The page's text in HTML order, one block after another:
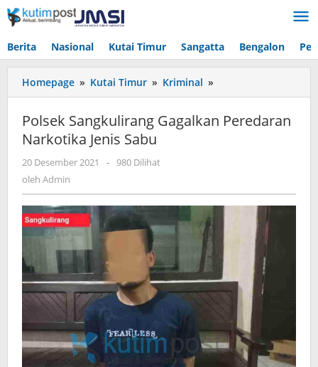
Lewati
ke
Berita Nasional Kutai Timur Sangatta Bengalon
Homepage » Kutai Timur » Kriminal »
Sangkulirang
Peredaran
Polsek Sangkulirang Gagalkan Peredaran
Narkotika Jenis Sabu
20 Desember 2021
oleh
- 980 Dilihat
oleh Admin